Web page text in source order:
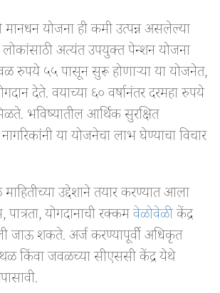
मानधन योजना ही कमी उत्पन्न असलेल्या
लोकांसाठी अत्यंत उपयुक्त पेन्शन योजना
रुपये ५५ पासून सुरू होणाऱ्या या योजनेत,
देते. वयाच्या ६० वर्षानंतर दरमहा रुपये
भविष्यातील आर्थिक सुरक्षित
नागरिकांनी या योजनेचा लाभ घेण्याचा विचार
उद्देशाने तयार करण्यात आला
योगदानाची रक्कमवेळोवेळीकेंद्र
जाऊ शकते. अर्ज करण्यापूर्वी अधिकृत
किंवा जवळच्या सीएससी केंद्र येथे